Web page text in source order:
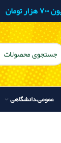
عمومی،دانشگاهی